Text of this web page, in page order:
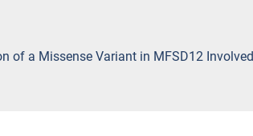
of a Missense Variant in MFSD12